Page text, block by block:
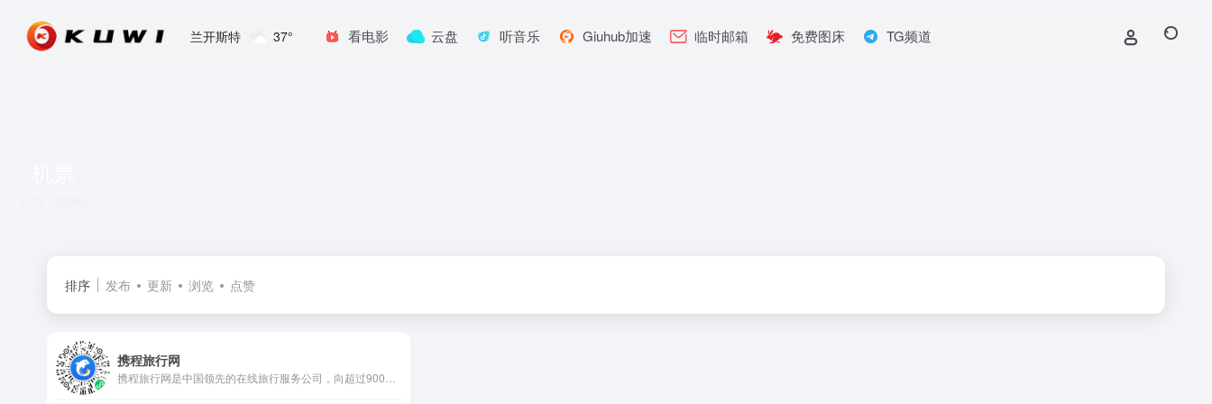
兰开斯特 37° 看电影 云盘 听音乐 Giuhub加速 临时邮箱 免费图床 TG频道
排序 发布 更新 浏览 点赞
携程旅行网